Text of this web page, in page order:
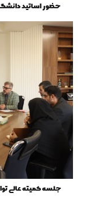
حضور اساتید
جلسه کمیته عالی